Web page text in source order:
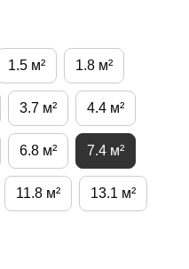
1.5 м² 1.8 м²
3.7 м² 4.4 м²
6.8 м² 7.4 м²
11.8 м² 13.1 м²